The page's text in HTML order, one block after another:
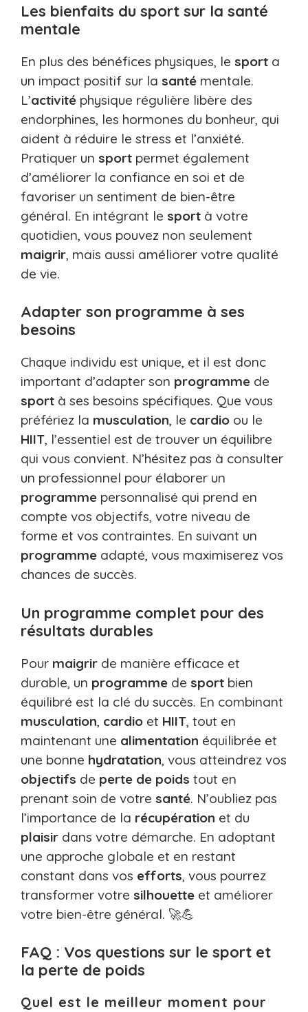
Les bienfaits du sport sur la santé
mentale
En plus des bénéfices physiques, le sport a
un impact positif sur la santé mentale.
L’activité physique régulière libère des
endorphines, les hormones du bonheur, qui
aident à réduire le stress et l’anxiété.
Pratiquer un sport permet également
d’améliorer la confiance en soi et de
favoriser un sentiment de bien-être
général. En intégrant le sport à votre
quotidien, vous pouvez non seulement
maigrir, mais aussi améliorer votre qualité
de vie.
Adapter son programme à ses
besoins
Chaque individu est unique, et il est donc
important d’adapter son programme de
sport à ses besoins spécifiques. Que vous
préfériez la musculation, le cardio ou le
HIIT, l’essentiel est de trouver un équilibre
qui vous convient. N’hésitez pas à consulter
un professionnel pour élaborer un
programme personnalisé qui prend en
compte vos objectifs, votre niveau de
forme et vos contraintes. En suivant un
programme adapté, vous maximiserez vos
chances de succès.
Un programme complet pour des
résultats durables
Pour maigrir de manière efficace et
durable, un programme de sport bien
équilibré est la clé du succès. En combinant
musculation, cardio et HIIT, tout en
maintenant une alimentation équilibrée et
une bonne hydratation, vous atteindrez vos
objectifs de perte de poids tout en
prenant soin de votre santé. N’oubliez pas
l’importance de la récupération et du
plaisir dans votre démarche. En adoptant
une approche globale et en restant
constant dans vos efforts, vous pourrez
transformer votre silhouette et améliorer
votre bien-être général. 🚀💪
FAQ : Vos questions sur le sport et
la perte de poids
Quel est le meilleur moment pour